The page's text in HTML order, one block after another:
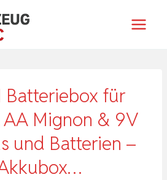
Batteriebox für
Mignon & 9V
und Batterien –